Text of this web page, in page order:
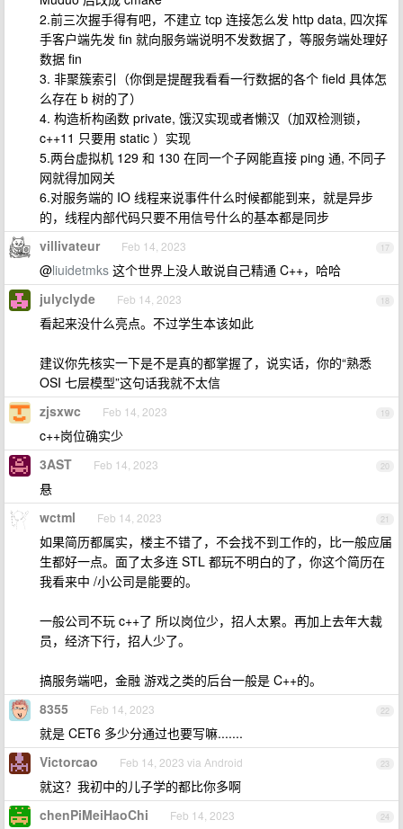
2.前三次握手得有吧，不建立 tcp 连接怎么发 http data, 四次挥
手客户端先发 fin 就向服务端说明不发数据了，等服务端处理好
数据 fin
3. 非聚簇索引（你倒是提醒我看看一行数据的各个 field 具体怎
么存在 b 树的了）
4. 构造析构函数 private, 饿汉实现或者懒汉（加双检测锁，
c++11 只要用 static ）实现
5.两台虚拟机 129 和 130 在同一个子网能直接 ping 通, 不同子
网就得加网关
6.对服务端的 IO 线程来说事件什么时候都能到来，就是异步
的，线程内部代码只要不用信号什么的基本都是同步
17
villivateur Feb 14, 2023
@liuidetmks 这个世界上没人敢说自己精通 C++，哈哈
18
julyclyde Feb 14, 2023
看起来没什么亮点。不过学生本该如此
建议你先核实一下是不是真的都掌握了，说实话，你的“熟悉
OSI 七层模型”这句话我就不太信
19
zjsxwc Feb 14, 2023
c++岗位确实少
20
3AST Feb 14, 2023
悬
21
wctml Feb 14, 2023
如果简历都属实，楼主不错了，不会找不到工作的，比一般应届
生都好一点。面了太多连 STL 都玩不明白的了，你这个简历在
我看来中 /小公司是能要的。
一般公司不玩 c++了 所以岗位少，招人太累。再加上去年大裁
员，经济下行，招人少了。
搞服务端吧，金融 游戏之类的后台一般是 C++的。
22
8355 Feb 14, 2023
就是 CET6 多少分通过也要写嘛.......
23
Victorcao Feb 14, 2023 via Android
就这？我初中的儿子学的都比你多啊
24
chenPiMeiHaoChi Feb 14, 2023